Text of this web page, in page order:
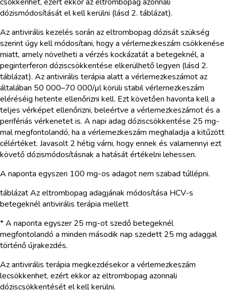
dózismódosítását el kell kerülni (lásd 2. táblázat).
Az antivirális kezelés során az eltrombopag dózisát szükség
szerint úgy kell módosítani, hogy a vérlemezkeszám csökkenése
miatt, amely növelheti a vérzés kockázatát a betegeknél, a
peginterferon dóziscsökkentése elkerülhető legyen (lásd 2.
táblázat). Az antivirális terápia alatt a vérlemezkeszámot az
általában 50 000–70 000/µl körüli stabil vérlemezkeszám
eléréséig hetente ellenőrizni kell. Ezt követően havonta kell a
teljes vérképet ellenőrizni, beleértve a vérlemezkeszámot és a
perifériás vérkenetet is. A napi adag dóziscsökkentése 25 mg-
mal megfontolandó, ha a vérlemezkeszám meghaladja a kitűzött
célértéket. Javasolt 2 hétig várni, hogy ennek és valamennyi ezt
követő dózismódosításnak a hatását értékelni lehessen.
A naponta egyszeri 100 mg-os adagot nem szabad túllépni.
táblázat Az eltrombopag adagjának módosítása HCV-s
betegeknél antivirális terápia mellett
* A naponta egyszer 25 mg-ot szedő betegeknél
megfontolandó a minden második nap szedett 25 mg adaggal
történő újrakezdés.
Az antivirális terápia megkezdésekor a vérlemezkeszám
lecsökkenhet, ezért ekkor az eltrombopag azonnali
dóziscsökkentését el kell kerülni.